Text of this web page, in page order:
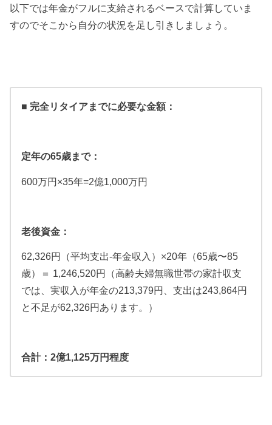
以下では年金がフルに支給されるベースで計算していま
すのでそこから自分の状況を足し引きしましょう。
■ 完全リタイアまでに必要な金額：
定年の65歳まで：
600万円×35年=2億1,000万円
老後資金：
62,326円（平均支出-年金収入）×20年（65歳〜85
歳）＝ 1,246,520円（高齢夫婦無職世帯の家計収支
では、実収入が年金の213,379円、支出は243,864円
と不足が62,326円あります。）
合計：2億1,125万円程度